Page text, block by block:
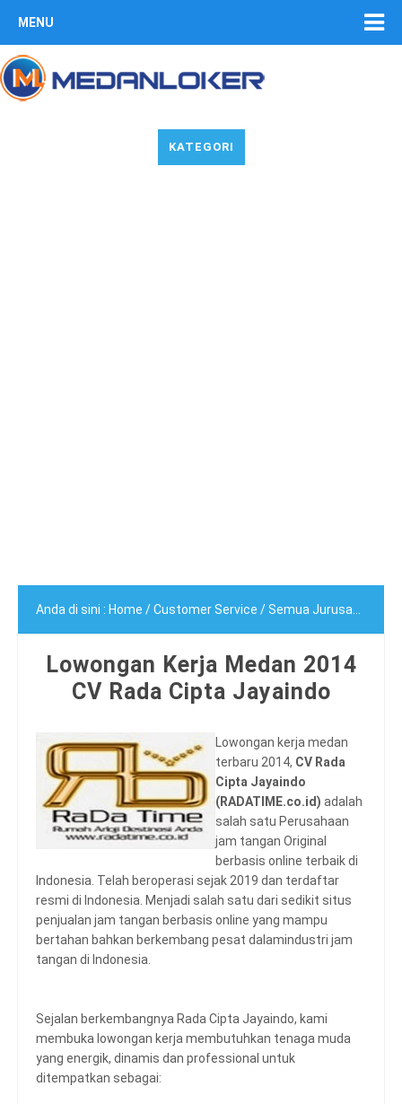
MENU
KATEGORI
Anda di sini : Home /Customer Service /Semua Jurusan
Lowongan Kerja Medan 2014
CV Rada Cipta Jayaindo
Lowongan kerja medan
terbaru 2014, CV Rada
Cipta Jayaindo
(RADATIME.co.id) adalah
salah satu Perusahaan
jam tangan Original
berbasis online terbaik di
Indonesia. Telah beroperasi sejak 2019 dan terdaftar
resmi di Indonesia. Menjadi salah satu dari sedikit situs
penjualan jam tangan berbasis online yang mampu
bertahan bahkan berkembang pesat dalamindustri jam
tangan di Indonesia.
Sejalan berkembangnya Rada Cipta Jayaindo, kami
membuka lowongan kerja membutuhkan tenaga muda
yang energik, dinamis dan professional untuk
ditempatkan sebagai: